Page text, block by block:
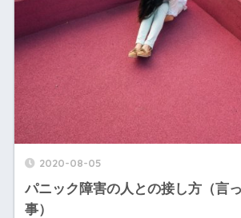
2020-08-05
パニック障害の人との接し方（言
事）